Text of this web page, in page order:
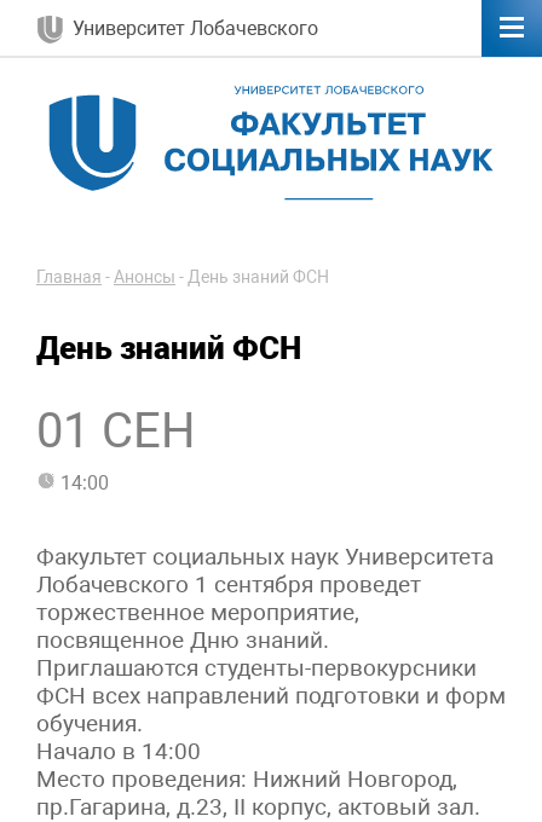
Университет Лобачевского
Главная -Анонсы -День знаний ФСН
День знаний ФСН
01 СЕН
14:00
Факультет социальных наук Университета
Лобачевского 1 сентября проведет
торжественное мероприятие,
посвященное Дню знаний.
Приглашаются студенты-первокурсники
ФСН всех направлений подготовки и форм
обучения.
Начало в 14:00
Место проведения: Нижний Новгород,
пр.Гагарина, д.23, II корпус, актовый зал.